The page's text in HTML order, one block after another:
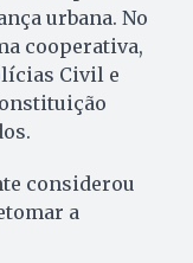
urbana. No
cooperativa,
Civil e
considerou
a